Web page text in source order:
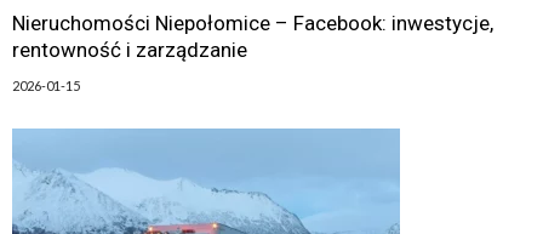
Nieruchomości Niepołomice – Facebook: inwestycje,
rentowność i zarządzanie
2026-01-15